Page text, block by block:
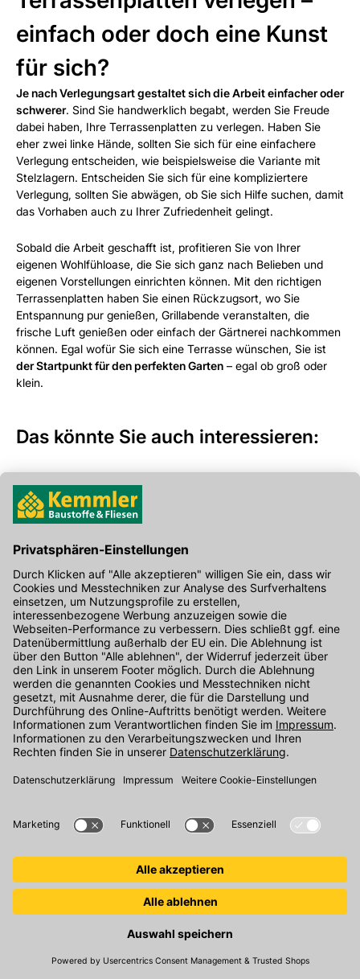
einfach oder doch eine Kunst
für sich?
Je nach Verlegungsart gestaltet sich die Arbeit einfacher oder
schwerer. Sind Sie handwerklich begabt, werden Sie Freude
dabei haben, Ihre Terrassenplatten zu verlegen. Haben Sie
eher zwei linke Hände, sollten Sie sich für eine einfachere
Verlegung entscheiden, wie beispielsweise die Variante mit
Stelzlagern. Entscheiden Sie sich für eine kompliziertere
Verlegung, sollten Sie abwägen, ob Sie sich Hilfe suchen, damit
das Vorhaben auch zu Ihrer Zufriedenheit gelingt.
Sobald die Arbeit geschafft ist, profitieren Sie von Ihrer
eigenen Wohlfühloase, die Sie sich ganz nach Belieben und
eigenen Vorstellungen einrichten können. Mit den richtigen
Terrassenplatten haben Sie einen Rückzugsort, wo Sie
Entspannung pur genießen, Grillabende veranstalten, die
frische Luft genießen oder einfach der Gärtnerei nachkommen
können. Egal wofür Sie sich eine Terrasse wünschen, Sie ist
der Startpunkt für den perfekten Garten – egal ob groß oder
klein.
Das könnte Sie auch interessieren:
Terrassenplatten reinigen.
Jetzt entdecken
Terrassenplatten richtig reinigen. Tipps und Tricks.
Terrassengestaltung.
Gestaltungsideen für eine schöne Terrasse. Jetzt inspirieren